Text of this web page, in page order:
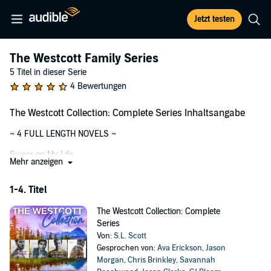
Jetzt testen
The Westcott Family Series
5 Titel in dieser Serie
4 Bewertungen
The Westcott Collection: Complete Series Inhaltsangabe
~ 4 FULL LENGTH NOVELS ~
Swear on My Life
raw electricity. I never saw Harbor Westcott coming. I had big city
everything—money, privilege, and the world at his feet. Opposites in
every way, but we were lightning in a bottle, and everything felt
possible when we were together. Life was perfect. Or so I thought . .
.
Years later, I’m no more prepared for him than I was the first time.
Mehr anzeigen
1-4. Titel
The Westcott Collection: Complete
Series
Von:S.L. Scott
Gesprochen von:Ava Erickson,Jason
Morgan,Chris Brinkley,Savannah